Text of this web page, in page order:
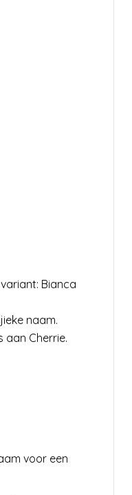
Bianca
naam.
aan Cherrie.
voor een